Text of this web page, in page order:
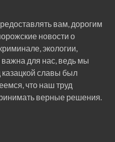
вам, дорогим
новости о
экологии,
для нас, ведь мы
казацкой славы был
что наш труд
верные решения.